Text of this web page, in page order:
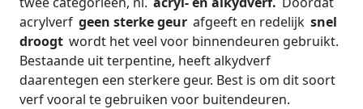
acrylverf geen sterke geur afgeeft en redelijk snel
droogt wordt het veel voor binnendeuren gebruikt.
Bestaande uit terpentine, heeft alkydverf
daarentegen een sterkere geur. Best is om dit soort
verf vooral te gebruiken voor buitendeuren.